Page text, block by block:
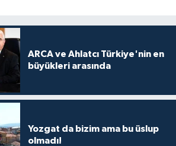
ARCA ve Ahlatcı Türkiye'nin en
büyükleri arasında
Yozgat da bizim ama bu üslup
olmadı!